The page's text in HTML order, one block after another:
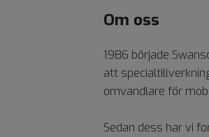
Om oss
1986 började
att
omvandlare för
Sedan dess har vi